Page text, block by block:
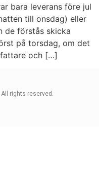
bara leverans före jul
till onsdag) eller
de förstås skicka
på torsdag, om det
och […]
rights reserved.